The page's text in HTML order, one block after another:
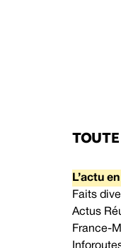
L’actu
Faits
Actus
France-